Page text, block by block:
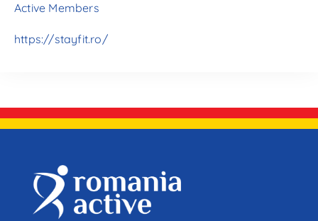
Active Members
https://stayfit.ro/